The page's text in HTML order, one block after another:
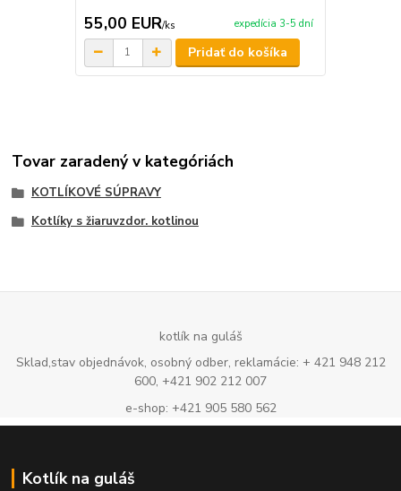
55,00 EUR/ks expedícia 3-5 dní
Pridať do košíka
Tovar zaradený v kategóriách
KOTLÍKOVÉ SÚPRAVY
Kotlíky s žiaruvzdor. kotlinou
kotlík na guláš
Sklad,stav objednávok, osobný odber, reklamácie: + 421 948 212
600, +421 902 212 007
e-shop: +421 905 580 562
Kotlík na guláš